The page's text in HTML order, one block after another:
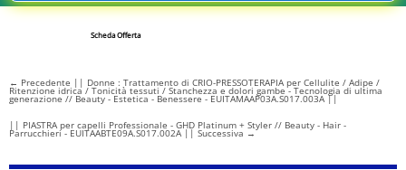
Scheda Offerta
← Precedente || Donne : Trattamento di CRIO-PRESSOTERAPIA per Cellulite / Adipe /
Ritenzione idrica / Tonicità tessuti / Stanchezza e dolori gambe - Tecnologia di ultima
generazione // Beauty - Estetica - Benessere - EUITAMAAP03A.S017.003A ||
|| PIASTRA per capelli Professionale - GHD Platinum + Styler // Beauty - Hair -
Parrucchieri - EUITAABTE09A.S017.002A || Successiva →